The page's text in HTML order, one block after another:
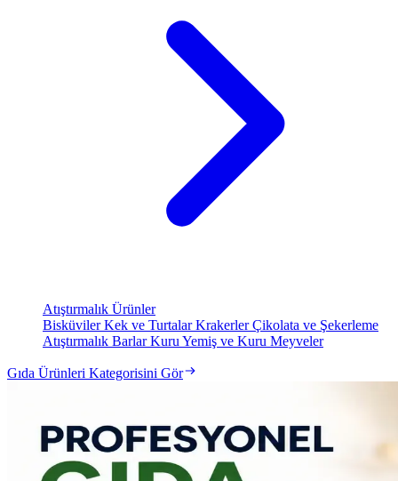
Atıştırmalık Ürünler
BisküvilerKek ve TurtalarKrakerlerÇikolata ve Şekerleme
Atıştırmalık BarlarKuru Yemiş ve Kuru Meyveler
Gıda Ürünleri Kategorisini Gör